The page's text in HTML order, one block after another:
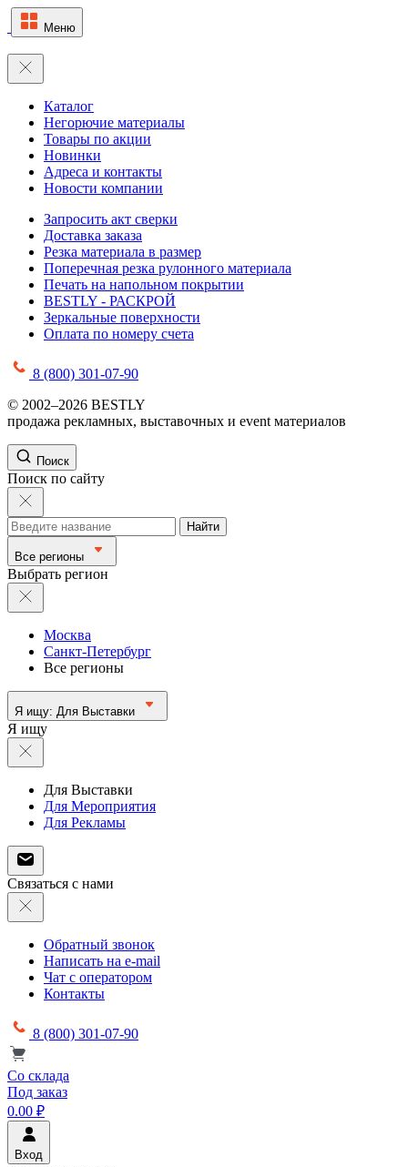
Меню
Каталог
Негорючие материалы
Товары по акции
Новинки
Адреса и контакты
Новости компании
Запросить акт сверки
Доставка заказа
Резка материала в размер
Поперечная резка рулонного материала
Печать на напольном покрытии
BESTLY - РАСКРОЙ
Зеркальные поверхности
Оплата по номеру счета
8 (800) 301-07-90
© 2002–2026 BESTLY
продажа рекламных, выставочных и event материалов
Поиск
Поиск по сайту
Найти
Все регионы
Выбрать регион
Москва
Санкт-Петербург
Все регионы
Я ищу: Для Выставки
Я ищу
Для Выставки
Для Мероприятия
Для Рекламы
Связаться с нами
Обратный звонок
Написать на e-mail
Чат с оператором
Контакты
8 (800) 301-07-90
Со склада
Под заказ
0.00 ₽
Вход